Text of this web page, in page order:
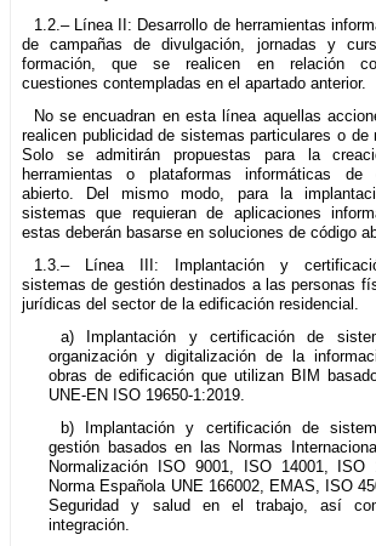
1.2.– Línea II: Desarrollo de herramientas
de campañas de divulgación, jornadas y
formación, que se realicen en relación
cuestiones contempladas en el apartado anterior.
No se encuadran en esta línea aquellas
realicen publicidad de sistemas particulares o de
Solo se admitirán propuestas para la
herramientas o plataformas informáticas de
abierto. Del mismo modo, para la
sistemas que requieran de aplicaciones
estas deberán basarse en soluciones de código
1.3.– Línea III: Implantación y
sistemas de gestión destinados a las personas
jurídicas del sector de la edificación residencial.
a) Implantación y certificación de
organización y digitalización de la
obras de edificación que utilizan BIM
UNE-EN ISO 19650-1:2019.
b) Implantación y certificación de
gestión basados en las Normas
Normalización ISO 9001, ISO 14001, ISO
Norma Española UNE 166002, EMAS, ISO
Seguridad y salud en el trabajo, así
integración.